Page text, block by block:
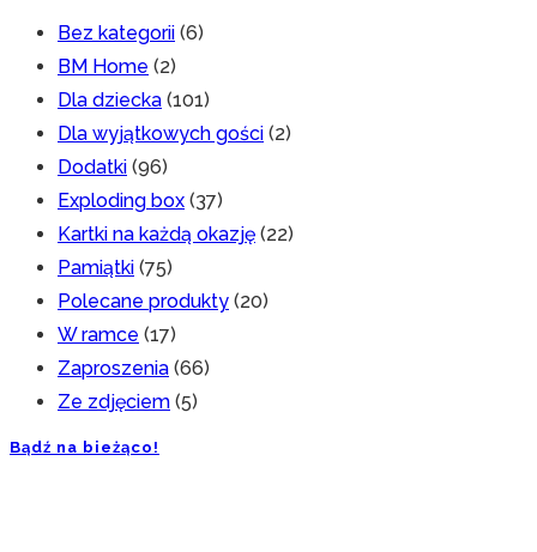
Bez kategorii (6)
BM Home (2)
Dla dziecka (101)
Dla wyjątkowych gości (2)
Dodatki (96)
Exploding box (37)
Kartki na każdą okazję (22)
Pamiątki (75)
Polecane produkty (20)
W ramce (17)
Zaproszenia (66)
Ze zdjęciem (5)
Bądź na bieżąco!